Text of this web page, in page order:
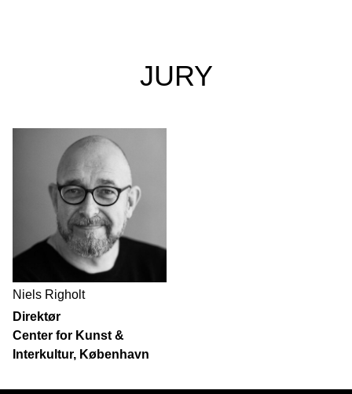
JURY
Niels Righolt
Direktør
Center for Kunst &
Interkultur, København